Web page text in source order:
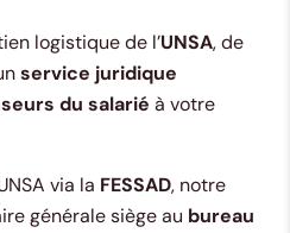
logistique de l’UNSA, de
service juridique
du salarié à votre
via la FESSAD, notre
générale siège au bureau